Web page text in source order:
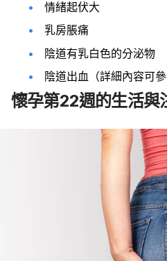
情緒起伏大
乳房脹痛
陰道有乳白色的分泌物
陰道出血（詳細內容可參
懷孕第22週的生活